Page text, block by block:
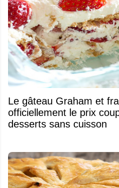
Le gâteau Graham et fraises se mérite
officiellement le prix
desserts sans cuisson